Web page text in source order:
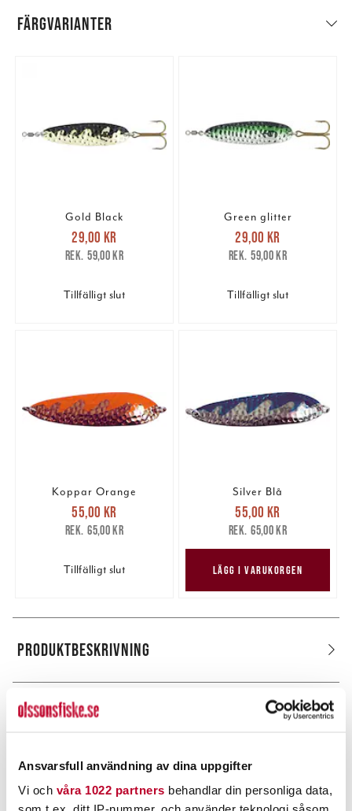
Ansvarsfull användning av dina uppgifter
Vi och våra 1022 partners behandlar din personliga data,
FÄRGVARIANTER
Gold Black
Nuvarande pris
29,00 krTidigare pris
59,00 kr
29,00 kr
59,00 kr
Tillfälligt slut
Green glitter
Nuvarande pris
29,00 krTidigare pris
59,00 kr
29,00 kr
59,00 kr
Tillfälligt slut
Koppar Orange
Nuvarande pris
55,00 krTidigare pris
65,00 kr
55,00 kr
65,00 kr
Tillfälligt slut
Silver Blå
Nuvarande pris
55,00 krTidigare pris
65,00 kr
55,00 kr
65,00 kr
LÄGG I VARUKORGEN
PRODUKTBESKRIVNING